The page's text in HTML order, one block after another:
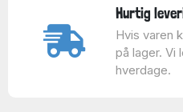
Hurtig
Hvis varen
på lager. Vi
hverdage.